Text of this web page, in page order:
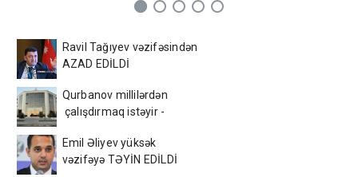
Ravil Tağıyev vəzifəsindən
AZAD EDİLDİ
Qurbanov millilərdən
çalışdırmaq istəyir -
Emil Əliyev yüksək
vəzifəyə TƏYİN EDİLDİ